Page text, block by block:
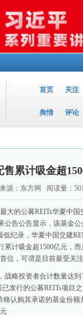
首页 关注
舆情 评论
累计吸金超
来源：东方网 阅读量：
大的公募REITs华夏中
告公告显示，该基金公
纪录，华夏中国交建
计吸金超1500亿元，
位，可谓是目前最受关
战略投资者合计数量达
发行的公募REITs项目
认购其承诺的基金份